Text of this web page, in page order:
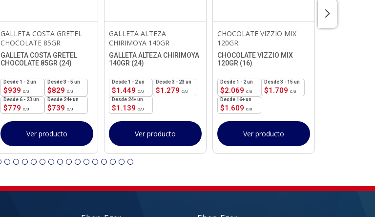
GALLETA COSTA GRETEL
CHOCOLATE 85GR
GALLETA COSTA GRETEL
CHOCOLATE 85GR (24)
$939
1 - 2un
$829
3 - 5 un
$779
6 - 23 un
$739
24+ un
Ver producto
GALLETA ALTEZA
CHIRIMOYA 140GR
GALLETA ALTEZA CHIRIMOYA
140GR (24)
$1.449
1 - 2un
$1.279
3 - 23 un
$1.139
24+ un
Ver producto
CHOCOLATE VIZZIO MIX
120GR
CHOCOLATE VIZZIO MIX
120GR (16)
$2.069
1 - 2un
$1.709
3 - 15 un
$1.609
16+ un
Ver producto